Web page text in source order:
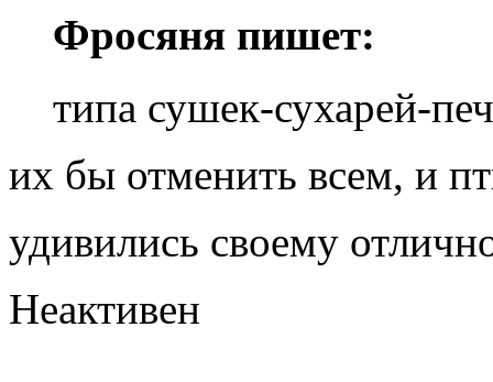
Фросяня пишет:
типа сушек-сухарей-
их бы отменить всем, и
удивились своему
Неактивен